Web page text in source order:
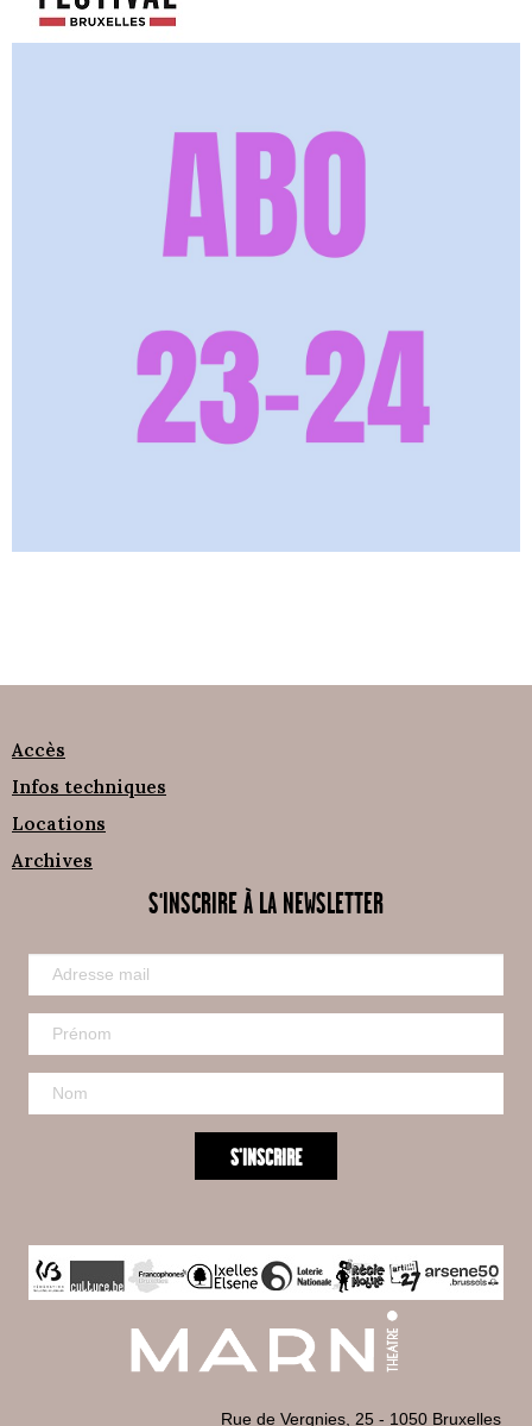
Accès
Infos techniques
Locations
Archives
S'INSCRIRE À LA NEWSLETTER
Rue de Vergnies, 25 - 1050 Bruxelles